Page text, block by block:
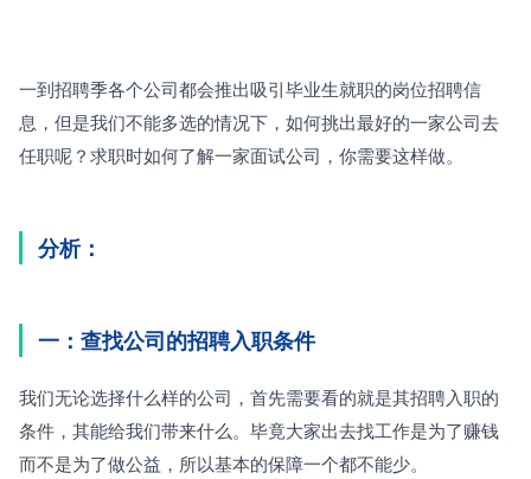
一到招聘季各个公司都会推出吸引毕业生就职的岗位招聘信
息，但是我们不能多选的情况下，如何挑出最好的一家公司去
任职呢？求职时如何了解一家面试公司，你需要这样做。
分析：
一：查找公司的招聘入职条件
我们无论选择什么样的公司，首先需要看的就是其招聘入职的
条件，其能给我们带来什么。毕竟大家出去找工作是为了赚钱
而不是为了做公益，所以基本的保障一个都不能少。